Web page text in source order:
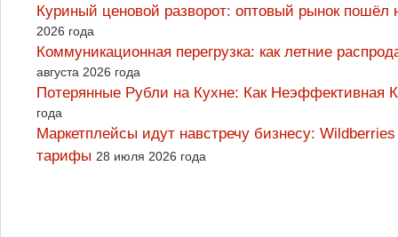
Куриный ценовой разворот: оптовый рынок
2026 года
Коммуникационная перегрузка: как летние
августа 2026 года
Потерянные Рубли на Кухне: Как
года
Маркетплейсы идут навстречу бизнесу:
тарифы 28 июля 2026 года